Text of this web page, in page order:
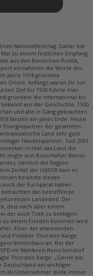
Nationalfeiertag. Daher bat
zu einem festlichen Empfang
aus den Bereichen Politik,
vernahmen die Worte des
Jahre 1918 gründete
Orient. Anfangs waren ihr nur
Zeit bis 1920 führte man
gründete die international bis
aus der Geschichte, 1920
und alle in Gang gebrachten
fanden ein jähes Ende. Heute
Energiepartner der gesamten
Land sehr gute
Handelspartner. Seit 2001
richtet das Land die
zeigte sich Botschafter Ramin
nämlich die Region
Zerfall der UdSSR kam es
besetzte diesen
der Europarat haben
das betreffende
Landesteil. Der
dass nach über einem
der auch Tote zu beklagen
einem Frieden kommen wird.
Einer der anwesenden
Politiker Thorsten Karge.
an. Bei der
im Wahlkreis Reinickendorf.
Thorsten Karge: „Gerne bin
Deutschland ein wichtiger
als Unternehmer stelle immer